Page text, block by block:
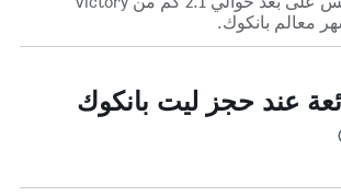
عند حجز ليت بانكوك